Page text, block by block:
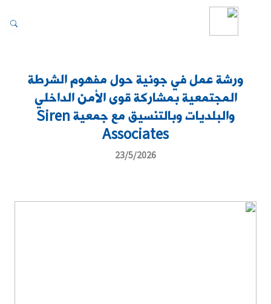
ورشة عمل في جونية حول مفهوم الشرطة
المجتمعية بمشاركة قوى الأمن الداخلي
والبلديات وبالتنسيق مع جمعية Siren
Associates
23/5/2026